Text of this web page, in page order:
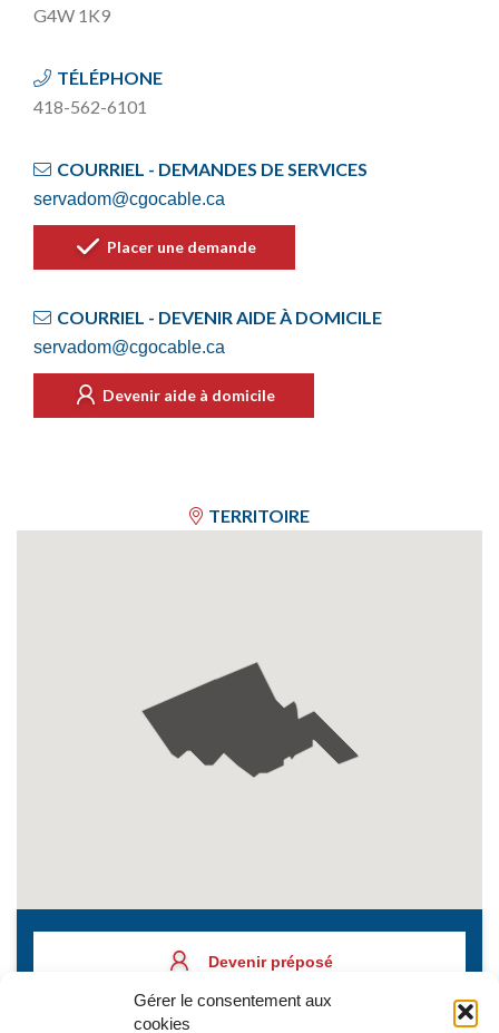
Gérer le consentement aux
cookies
G4W 1K9
TÉLÉPHONE
418-562-6101
COURRIEL - DEMANDES DE SERVICES
servadom@cgocable.ca
Placer une demande
COURRIEL - DEVENIR AIDE À DOMICILE
servadom@cgocable.ca
Devenir aide à domicile
TERRITOIRE
Devenir préposé